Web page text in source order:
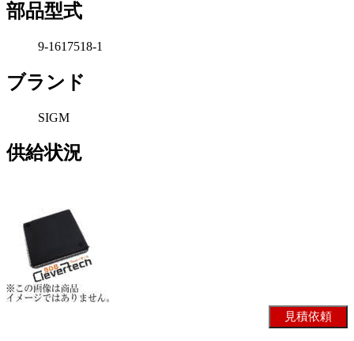
部品型式
9-1617518-1
ブランド
SIGM
供給状況